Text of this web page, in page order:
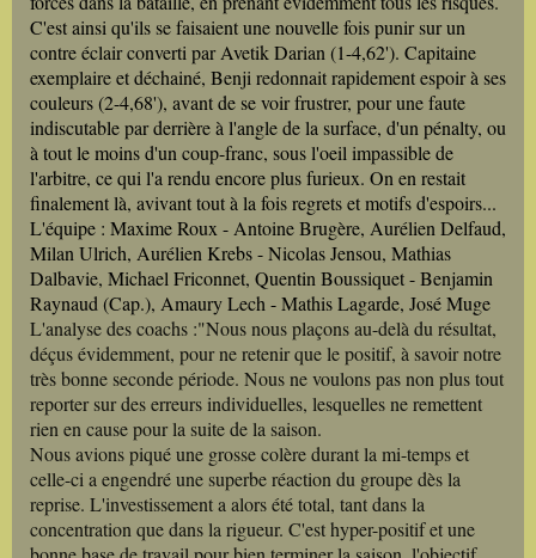
C'est ainsi qu'ils se faisaient une nouvelle fois punir sur un
contre éclair converti par Avetik Darian (1-4,62'). Capitaine
exemplaire et déchainé, Benji redonnait rapidement espoir à ses
couleurs (2-4,68'), avant de se voir frustrer, pour une faute
indiscutable par derrière à l'angle de la surface, d'un pénalty, ou
à tout le moins d'un coup-franc, sous l'oeil impassible de
l'arbitre, ce qui l'a rendu encore plus furieux. On en restait
finalement là, avivant tout à la fois regrets et motifs d'espoirs...
L'équipe : Maxime Roux - Antoine Brugère, Aurélien Delfaud,
Milan Ulrich, Aurélien Krebs - Nicolas Jensou, Mathias
Dalbavie, Michael Friconnet, Quentin Boussiquet - Benjamin
Raynaud (Cap.), Amaury Lech - Mathis Lagarde, José Muge
L'analyse des coachs :"Nous nous plaçons au-delà du résultat,
déçus évidemment, pour ne retenir que le positif, à savoir notre
très bonne seconde période. Nous ne voulons pas non plus tout
reporter sur des erreurs individuelles, lesquelles ne remettent
rien en cause pour la suite de la saison.
Nous avions piqué une grosse colère durant la mi-temps et
celle-ci a engendré une superbe réaction du groupe dès la
reprise. L'investissement a alors été total, tant dans la
concentration que dans la rigueur. C'est hyper-positif et une